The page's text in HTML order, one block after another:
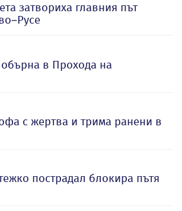
затвориха главния път
в Прохода на
с жертва и трима ранени в
пострадал блокира пътя